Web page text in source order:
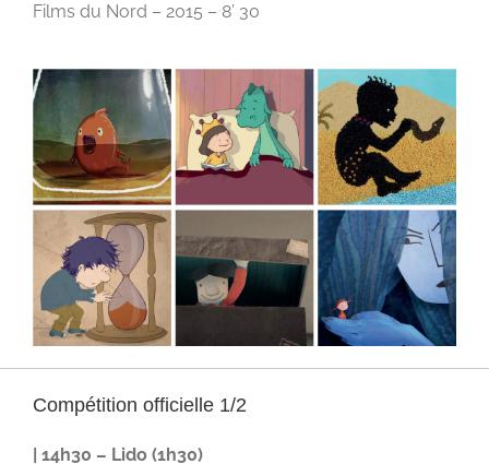
Films du Nord – 2015 – 8’ 30
Compétition officielle 1/2
| 14h30 – Lido (1h30)